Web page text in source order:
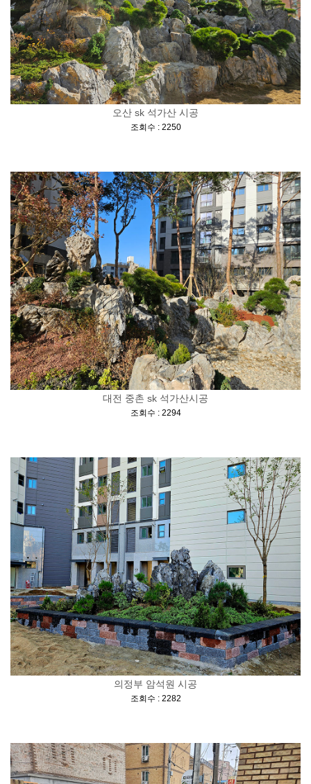
오산 sk 석가산 시공
조회수 : 2250]
대전 중촌 sk 석가산시공
조회수 : 2294]
의정부 암석원 시공
조회수 : 2282